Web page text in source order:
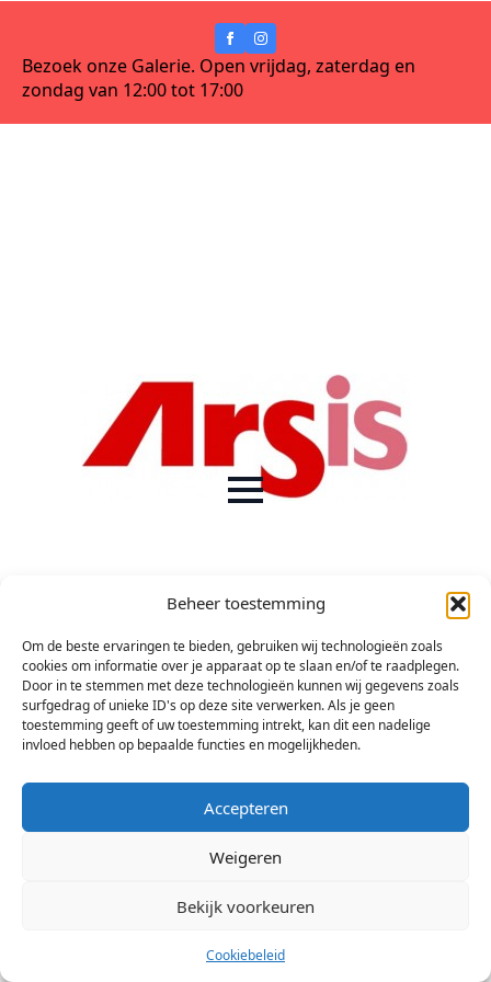
Beheer toestemming
Om de beste ervaringen te bieden, gebruiken wij technologieën zoals
cookies om informatie over je apparaat op te slaan en/of te raadplegen.
Door in te stemmen met deze technologieën kunnen wij gegevens zoals
surfgedrag of unieke ID's op deze site verwerken. Als je geen
toestemming geeft of uw toestemming intrekt, kan dit een nadelige
invloed hebben op bepaalde functies en mogelijkheden.
Accepteren
Weigeren
Bekijk voorkeuren
Cookiebeleid
Bezoek onze Galerie. Open vrijdag, zaterdag en
zondag van 12:00 tot 17:00
© 2026 Stichting Arsis Kunst en Societeit